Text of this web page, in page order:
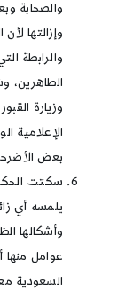
والصحابة
وإزالتها
والرابطة
الطاهرين،
وزيارة
الإعلامية
بعض
سكتت
يلمسه أي
وأشكالها
عوامل منها
السعودية